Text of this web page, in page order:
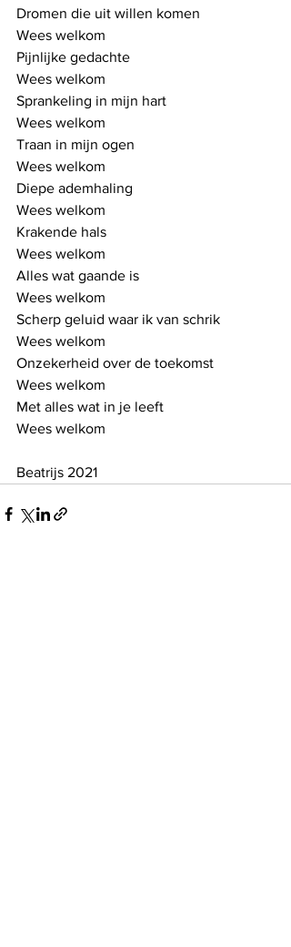
Dromen die uit willen komen
Wees welkom
Pijnlijke gedachte
Wees welkom
Sprankeling in mijn hart
Wees welkom
Traan in mijn ogen
Wees welkom
Diepe ademhaling
Wees welkom
Krakende hals
Wees welkom
Alles wat gaande is
Wees welkom
Scherp geluid waar ik van schrik
Wees welkom
Onzekerheid over de toekomst
Wees welkom
Met alles wat in je leeft
Wees welkom
Beatrijs 2021